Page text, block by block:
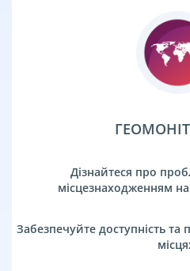
Дізнайтеся про
місцезнаходженням
Забезпечуйте доступність та